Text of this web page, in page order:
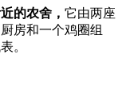
的农舍， 它由两座
房和一个鸡圈组
。